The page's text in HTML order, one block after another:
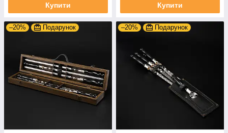
Купити Купити
–20% Подарунок –20% Подарунок